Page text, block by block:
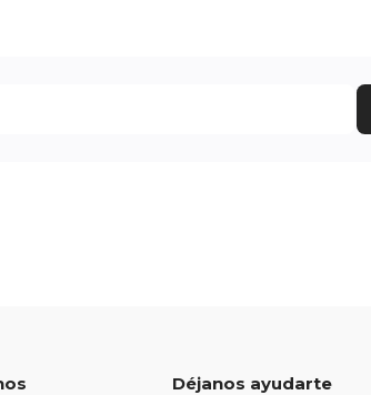
Déjanos ayudarte